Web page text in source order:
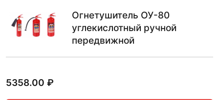
Огнетушитель ОУ-80
углекислотный ручной
передвижной
5358.00 ₽